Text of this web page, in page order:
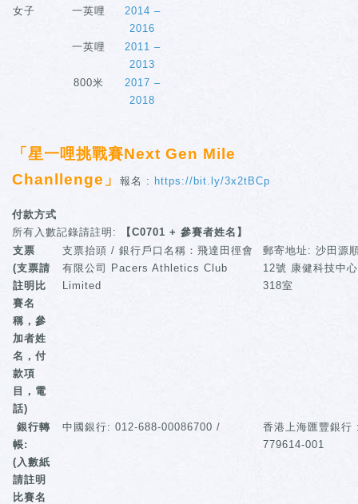
女子
一英哩
2014 –
2016
一英哩
2011 –
2013
800米
2017 –
2018
「星一哩挑戰賽Next Gen Mile
Chanllenge」
報名 : https://bit.ly/3x2tBCp
付款方式
所有入數記錄請註明:
【C0701 + 參賽者姓名】
支票
(支票請
註明比
賽名
稱，參
加者姓
名，付
款項
目，電
話)
支票抬頭 / 銀行戶口名稱：飛達田徑會
有限公司 Pacers Athletics Club
Limited
郵寄地址: 沙田源
12號 康健科技中
318室
銀行轉
帳:
(入數紙
請註明
比賽名
中國銀行: 012-688-00086700 /
香港上海匯豐銀行
779614-001